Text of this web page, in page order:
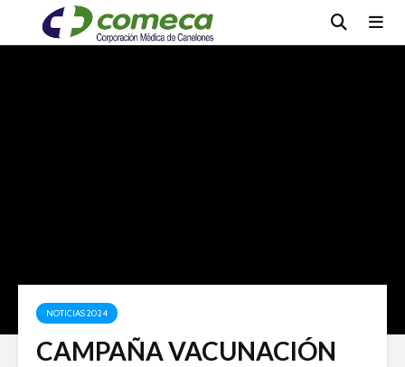
NOTICIAS 2024
CAMPAÑA VACUNACIÓN